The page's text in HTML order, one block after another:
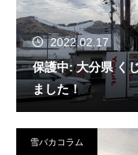
2022.02.17
保護中: 大分県 く
ました！
雪バカコラム